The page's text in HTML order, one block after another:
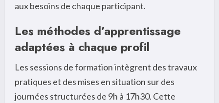
aux besoins de chaque participant.
Les méthodes d’apprentissage
adaptées à chaque profil
Les sessions de formation intègrent des travaux
pratiques et des mises en situation sur des
journées structurées de 9h à 17h30. Cette